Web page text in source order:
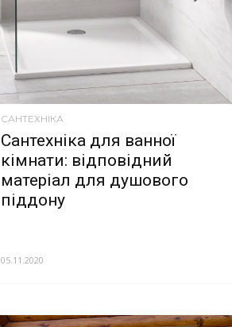
САНТЕХНІКА
Сантехніка для ванної
кімнати: відповідний
матеріал для душового
піддону
05.11.2020